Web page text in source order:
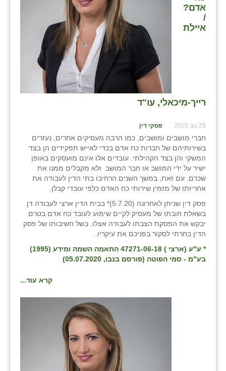
אדם?
/
איילת
רייך-מיכאלי, עו"ד
29 נוב 2020 פסקי דין
חברי מושבים ומושבים, כמו הרבה מעסיקים אחרים, נעזרים
בשירותיהם של חברות כח אדם בכדי לאייש תפקידים הן בצד
המשקי והן בצד הקהילתי. עובדים אלו אינם מועסקים באופן
ישיר על ידי המושב או חבר המושב ולא מקבלים ממנו את
שכרם. עם זאת, במשך השנים הרחיבו בתי הדין לעבודה את
אחריותו של מזמין שירותי כח האדם כלפי עובדי קבלן.
פסק דין שניתן לאחרונה (5.7.20)* בבית הדין ארצי לעבודה דן
בשאלת חובתו של מעסיק לקיים שימוע לעובד כח אדם בטרם
יבקש את הפסקת הצבתו לעבודה אצלו. בשל חשיבותו של פסק
הדין בחרתי לסקור בפניכם את עיקריו.
* ע"ע (ארצי ) 47271-06-18 התאמה השמה ומידע (1995)
בע"מ - סמי הפוטה (פורסם בנבו, 05.07.2020)
קרא עוד...
בני ציון
בצרה
גני עם
גני יהודה
גנות
דקל
זוהר
הדר עם